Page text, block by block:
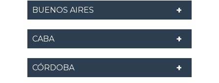
BUENOS AIRES
CABA
CÓRDOBA